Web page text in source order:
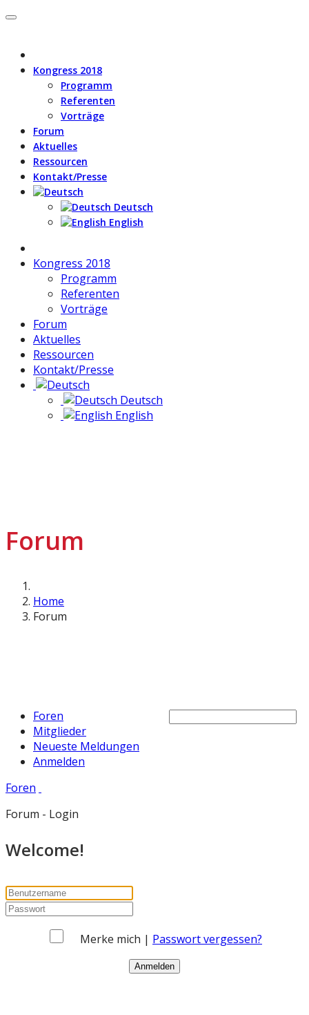
Kongress 2018
Programm
Referenten
Vorträge
Forum
Aktuelles
Ressourcen
Kontakt/Presse
Deutsch
English
Kongress 2018
Programm
Referenten
Vorträge
Forum
Aktuelles
Ressourcen
Kontakt/Presse
Deutsch
English
Forum
Home
Forum
Foren
Mitglieder
Neueste Meldungen
Anmelden
Foren
Forum - Login
Welcome!
Merke mich | Passwort vergessen?